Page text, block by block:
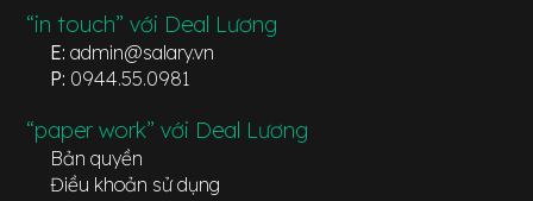
“in touch” với Deal Lương
E: admin@salary.vn
P: 0944.55.0981
“paper work” với Deal Lương
Bản quyền
Điều khoản sử dụng